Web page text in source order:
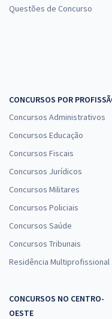
Questões de Concurso
CONCURSOS POR
Concursos Administrativos
Concursos Educação
Concursos Fiscais
Concursos Jurídicos
Concursos Militares
Concursos Policiais
Concursos Saúde
Concursos Tribunais
Residência Multiprofissional
CONCURSOS NO CENTRO-
OESTE